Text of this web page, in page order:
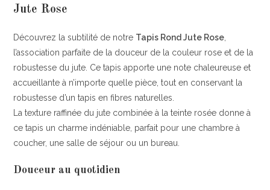
Jute Rose
Découvrez la subtilité de notre Tapis Rond Jute Rose,
l’association parfaite de la douceur de la couleur rose et de la
robustesse du jute. Ce tapis apporte une note chaleureuse et
accueillante à n’importe quelle pièce, tout en conservant la
robustesse d’un tapis en fibres naturelles.
La texture raffinée du jute combinée à la teinte rosée donne à
ce tapis un charme indéniable, parfait pour une chambre à
coucher, une salle de séjour ou un bureau.
Douceur au quotidien